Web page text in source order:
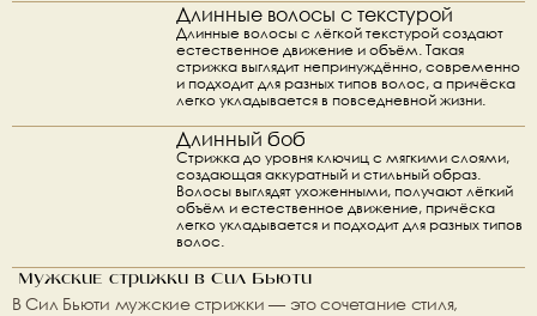
Длинные волосы с текстурой
Длинные волосы с лёгкой текстурой создают
естественное движение и объём. Такая
стрижка выглядит непринуждённо, современно
и подходит для разных типов волос, а причёска
легко укладывается в повседневной жизни.
Длинный боб
Стрижка до уровня ключиц с мягкими слоями,
создающая аккуратный и стильный образ.
Волосы выглядят ухоженными, получают лёгкий
объём и естественное движение, причёска
легко укладывается и подходит для разных типов
волос.
Мужские стрижки в Сил Бьюти
В Сил Бьюти мужские стрижки — это сочетание стиля,